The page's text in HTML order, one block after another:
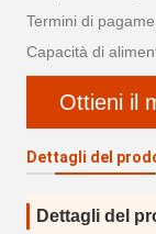
Termini di
Capacità di
Ottieni il
Dettagli del
Dettagli del